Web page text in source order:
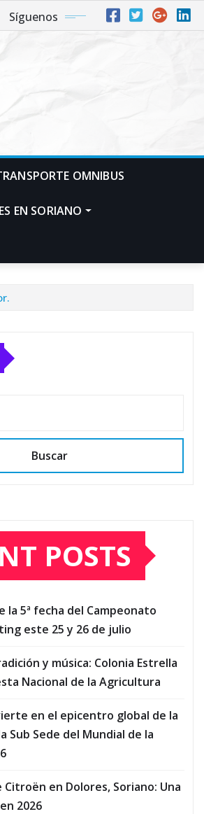
Síguenos
OMNIBUS
EN SORIANO
Buscar
POSTS
la 5ª fecha del Campeonato
este 25 y 26 de julio
y música: Colonia Estrella
Nacional de la Agricultura
en el epicentro global de la
Sub Sede del Mundial de la
Citroën en Dolores, Soriano: Una
2026